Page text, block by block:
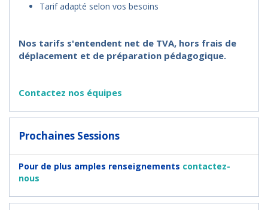
Tarif adapté selon vos besoins
Nos tarifs s'entendent net de TVA, hors frais de
déplacement et de préparation pédagogique.
Contactez nos équipes
Prochaines Sessions
Pour de plus amples renseignements contactez-
nous